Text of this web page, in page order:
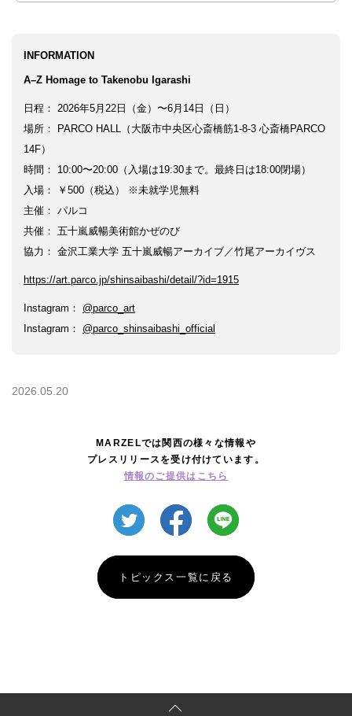
2026.05.20
INFORMATION
A–Z Homage to Takenobu Igarashi
日程： 2026年5月22日（金）〜6月14日（日）
場所： PARCO HALL（大阪市中央区心斎橋筋1-8-3 心斎橋PARCO
14F）
時間： 10:00〜20:00（入場は19:30まで。最終日は18:00閉場）
入場： ￥500（税込） ※未就学児無料
主催： パルコ
共催： 五十嵐威暢美術館かぜのび
協力： 金沢工業大学 五十嵐威暢アーカイブ／竹尾アーカイヴス
https://art.parco.jp/shinsaibashi/detail/?id=1915
Instagram： @parco_art
Instagram： @parco_shinsaibashi_official
MARZELでは関西の様々な情報や
プレスリリースを受け付けています。
情報のご提供はこちら
トピックス一覧に戻る